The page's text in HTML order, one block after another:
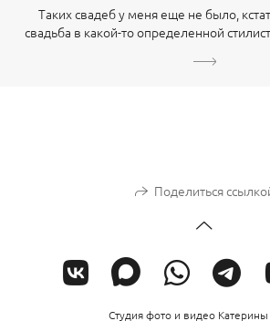
Таких свадеб у меня еще не было,
свадьба в какой-то определенной
Поделиться
Студия фото и видео Катерины